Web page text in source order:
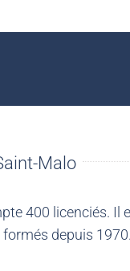
Malo
400 licenciés.
depuis